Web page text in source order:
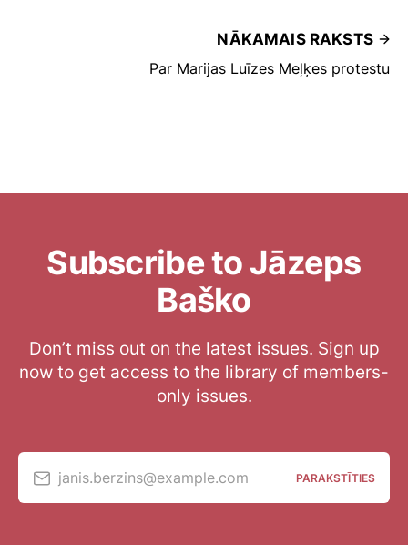
NĀKAMAIS RAKSTS
Par Marijas Luīzes Meļķes protestu
Subscribe to Jāzeps
Baško
Don’t miss out on the latest issues. Sign up
now to get access to the library of members-
only issues.
janis.berzins@example.com PARAKSTĪTIES